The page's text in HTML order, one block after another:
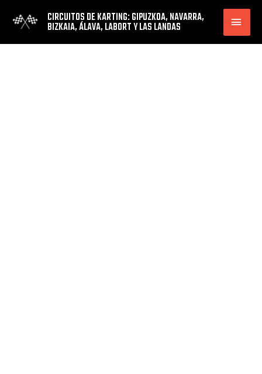
CIRCUITOS DE KARTING: GIPUZKOA, NAVARRA,
BIZKAIA, ÁLAVA, LABORT Y LAS LANDAS